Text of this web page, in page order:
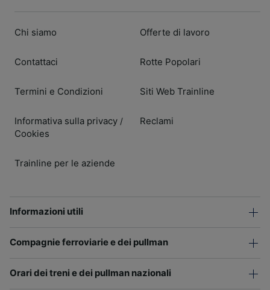
Chi siamo
Contattaci
Termini e Condizioni
Informativa sulla privacy /
Cookies
Trainline per le aziende
Offerte di lavoro
Rotte Popolari
Siti Web Trainline
Reclami
Informazioni utili
Compagnie ferroviarie e dei pullman
Orari dei treni e dei pullman nazionali